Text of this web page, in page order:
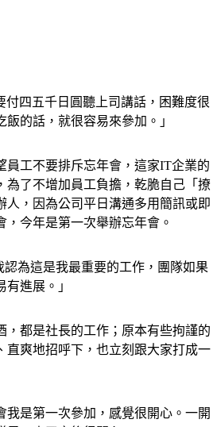
付四五千日圓聽上司講話，困難度很
的話，就很容易來參加。」
員工不要排斥忘年會，這家IT企業的
為了不增加員工負擔，乾脆自己「撩
人，因為公司平日溝通多用簡訊或即
，今年是第一次舉辦忘年會。
認為這是我最重要的工作，團隊如果
進展。」
，都是社長的工作；原本有些拘謹的
直爽地招呼下，也立刻跟大家打成一
我是第一次參加，感覺很開心。一開